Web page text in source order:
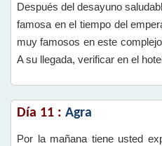
Después del desayuno
famosa en el tiempo del
muy famosos en este
A su llegada, verificar en el
Día 11 : Agra
Por la mañana tiene usted